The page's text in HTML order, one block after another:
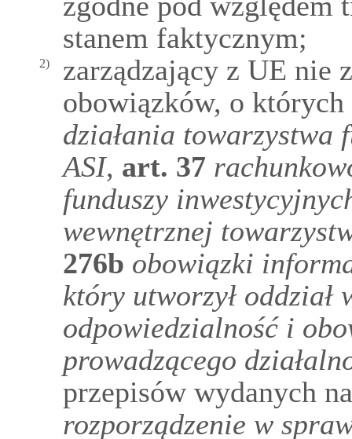
stanem faktycznym;
2)
zarządzający z UE nie
obowiązków, o
działania towarzystwa
ASI, art. 37
funduszy
wewnętrznej
276b obowiązki
który utworzył oddział
odpowiedzialność i
prowadzącego
przepisów wydanych
rozporządzenie w